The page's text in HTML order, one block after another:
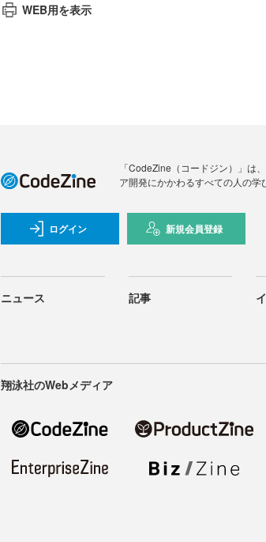
WEB用を表示
「CodeZine（コードジン）」は
ア開発にかかわるすべての人の学
ログイン 新規会員登録
ニュース 記事
翔泳社のWebメディア